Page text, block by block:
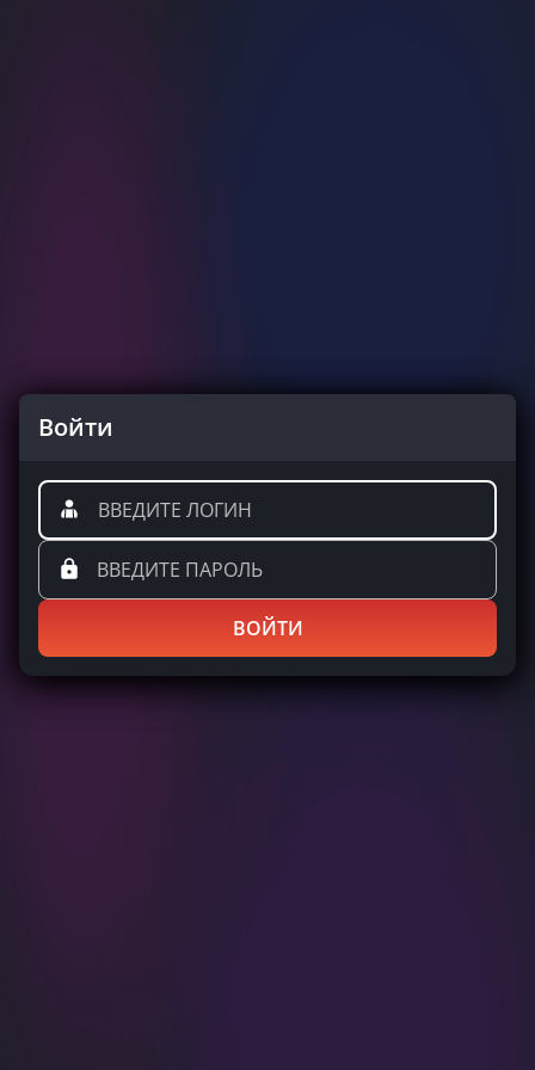
Войти
ВОЙТИ